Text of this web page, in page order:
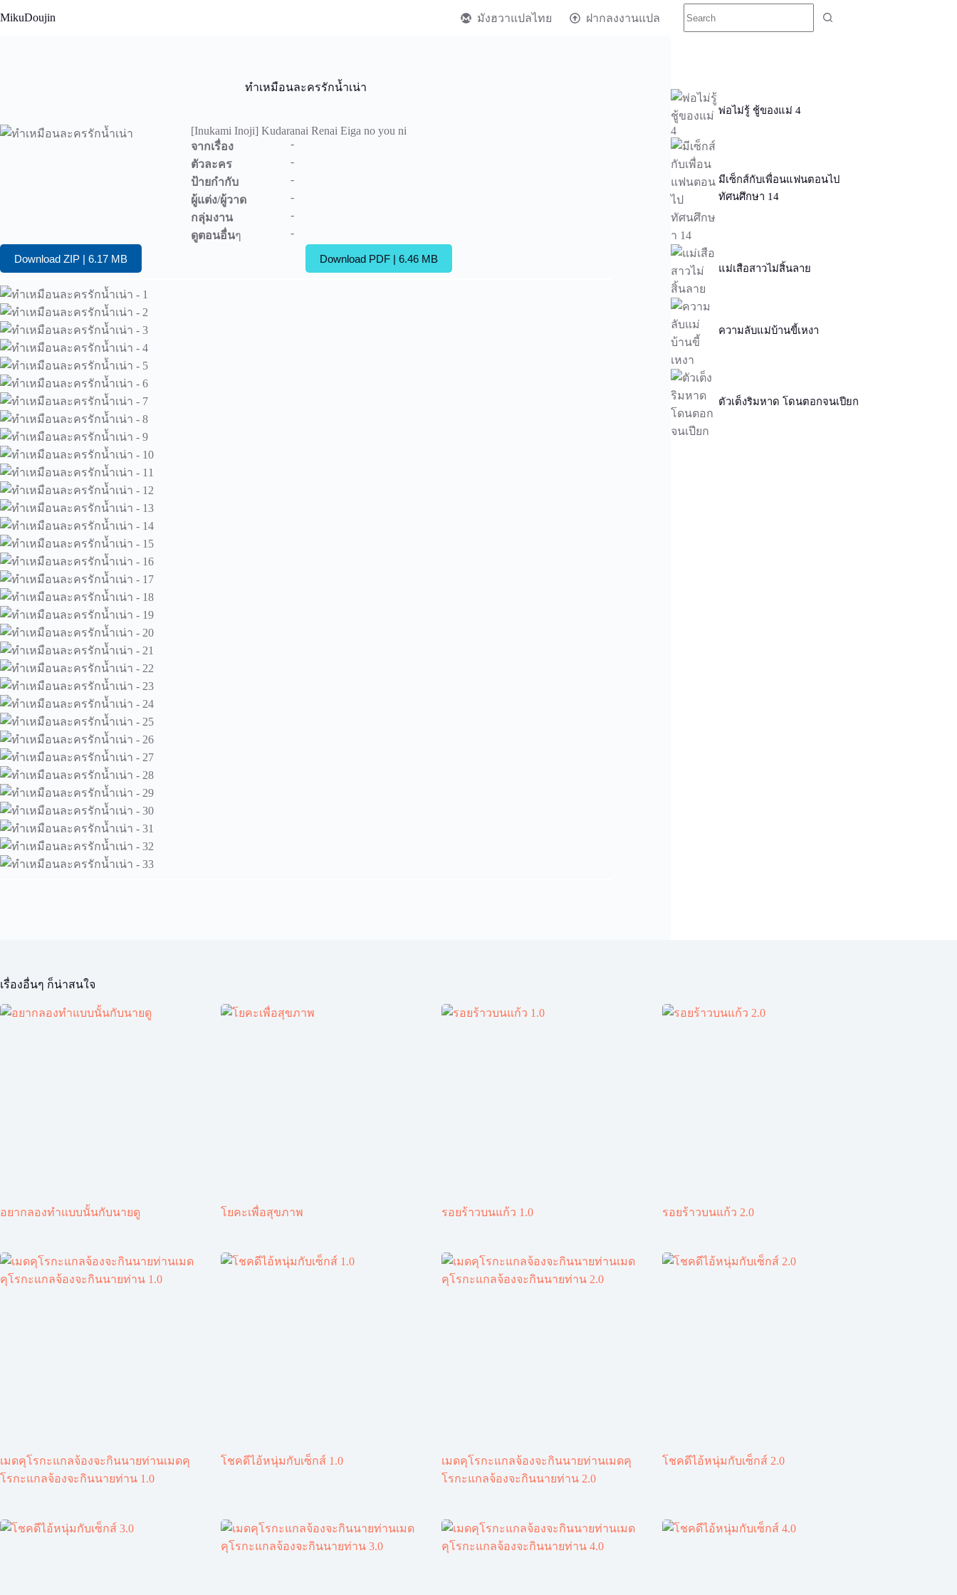
to
MikuDoujin มังฮวาแปลไทย ฝากลงงานแปล
ทำเหมือนละครรักน้ำเน่า
[Inukami Inoji] Kudaranai Renai Eiga no you ni
จากเรื่อง
-
ตัวละคร
-
ป้ายกำกับ
-
ผู้แต่ง/ผู้วาด
-
กลุ่มงาน
-
ดูตอนอื่นๆ -
Download ZIP | 6.17 MB Download PDF | 6.46 MB
พ่อไม่รู้ ชู้ของแม่ 4
มีเซ็กส์กับเพื่อนแฟนตอนไป
ทัศนศึกษา 14
แม่เสือสาวไม่สิ้นลาย
ความลับแม่บ้านขี้เหงา
ตัวเต็งริมหาด โดนตอกจนเปียก
เรื่องอื่นๆ ก็น่าสนใจ
อยากลองทำแบบนั้นกับนายดู โยคะเพื่อสุขภาพ รอยร้าวบนแก้ว 1.0 รอยร้าวบนแก้ว 2.0
เมดคุโรกะแกลจ้องจะกินนายท่านเมดคุ
โรกะแกลจ้องจะกินนายท่าน 1.0
โชคดีไอ้หนุ่มกับเซ็กส์ 1.0
เมดคุโรกะแกลจ้องจะกินนายท่านเมดคุ
โรกะแกลจ้องจะกินนายท่าน 2.0
โชคดีไอ้หนุ่มกับเซ็กส์ 2.0